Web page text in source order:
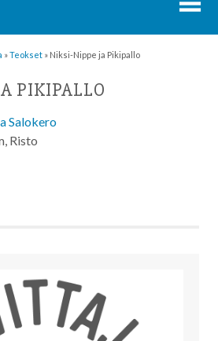
»Teokset » Niksi-Nippe ja Pikipallo
PIKIPALLO
Salokero
Risto